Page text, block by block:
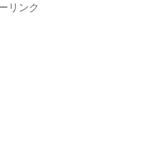
リンク